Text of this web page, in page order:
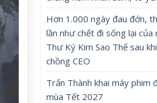
Hơn 1.000 ngày đau đớn,
lần như chết đi sống lại của
Thư Ký Kim Sao Thế sau
chồng CEO
Trấn Thành khai máy phim
mùa Tết 2027